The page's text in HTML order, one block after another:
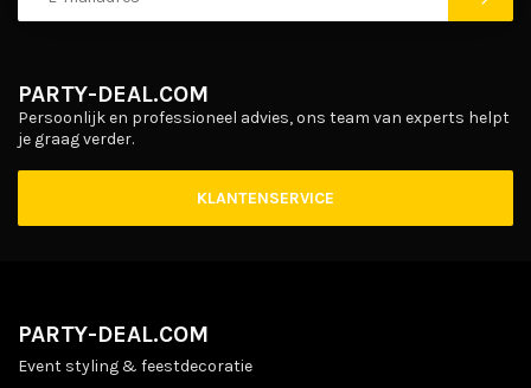
PARTY-DEAL.COM
Persoonlijk en professioneel advies, ons team van experts helpt
je graag verder.
KLANTENSERVICE
PARTY-DEAL.COM
Event styling & feestdecoratie